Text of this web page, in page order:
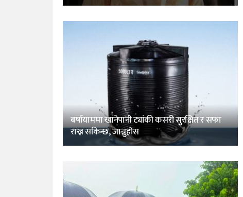
बर्षायाममा खानेपानी ट्यांकी कसरी सुरक्षित र सफा
राख्न सकिन्छ, जान्नुहोस